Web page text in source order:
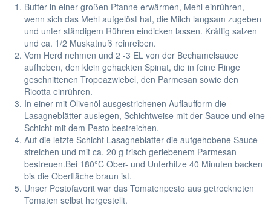
Butter in einer großen Pfanne erwärmen, Mehl einrühren,
wenn sich das Mehl aufgelöst hat, die Milch langsam zugeben
und unter ständigem Rühren eindicken lassen. Kräftig salzen
und ca. 1/2 Muskatnuß reinreiben.
Vom Herd nehmen und 2 -3 EL von der Bechamelsauce
aufheben, den klein gehackten Spinat, die in feine Ringe
geschnittenen Tropeazwiebel, den Parmesan sowie den
Ricotta einrühren.
In einer mit Olivenöl ausgestrichenen Auflaufform die
Lasagneblätter auslegen, Schichtweise mit der Sauce und eine
Schicht mit dem Pesto bestreichen.
Auf die letzte Schicht Lasagneblatter die aufgehobene Sauce
streichen und mit ca. 20 g frisch geriebenem Parmesan
bestreuen.Bei 180°C Ober- und Unterhitze 40 Minuten backen
bis die Oberfläche braun ist.
Unser Pestofavorit war das Tomatenpesto aus getrockneten
Tomaten selbst hergestellt.